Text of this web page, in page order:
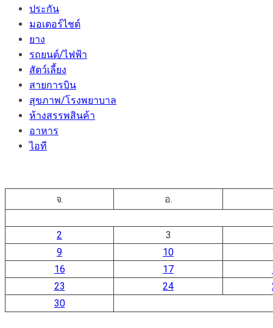
ประกัน
มอเตอร์ไชต์
ยาง
รถยนต์/ไฟฟ้า
สัตว์เลี้ยง
สายการบิน
สุขภาพ/โรงพยาบาล
ห้างสรรพสินค้า
อาหาร
ไอที
จ. อ.
2
3
9
10
16
17
23
24
30